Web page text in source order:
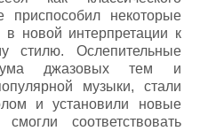
некоторые
в новой интерпретации к
стилю. Ослепительные
джазовых тем и
музыки, стали
и установили новые
соответствовать